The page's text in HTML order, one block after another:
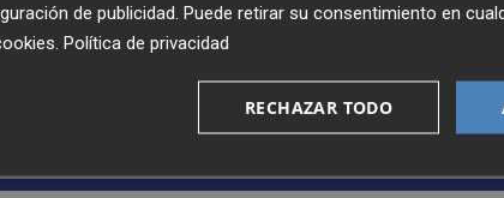
Recibe toda la actualidad de
Plaza Podcast en tu correo
de publicidad . Puede retirar su consentimiento en
Política de privacidad
RECHAZAR TODO